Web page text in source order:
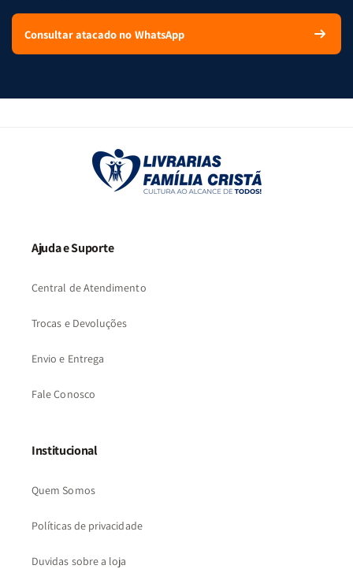
Consultar atacado no WhatsApp
Ajuda e Suporte
Central de Atendimento
Trocas e Devoluções
Envio e Entrega
Fale Conosco
Institucional
Quem Somos
Políticas de privacidade
Duvidas sobre a loja